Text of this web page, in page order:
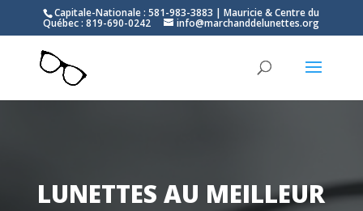
Capitale-Nationale : 581-983-3883 | Mauricie & Centre du
Québec : 819-690-0242 info@marchanddelunettes.org
LUNETTES AU MEILLEUR